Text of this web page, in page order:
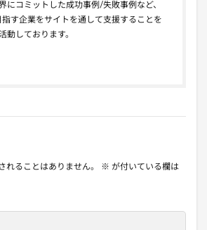
にコミットした成功事例/失敗事例など、
す企業をサイトを通して支援することを
動しております。
れることはありません。 ※ が付いている欄は